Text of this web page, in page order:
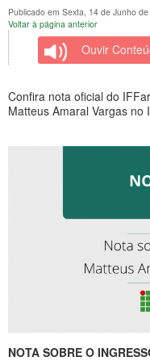
Publicado em Sexta, 14 de Junho
Voltar à página anterior
Ouvir
Confira nota oficial do
Matteus Amaral Vargas no
NOTA SOBRE O